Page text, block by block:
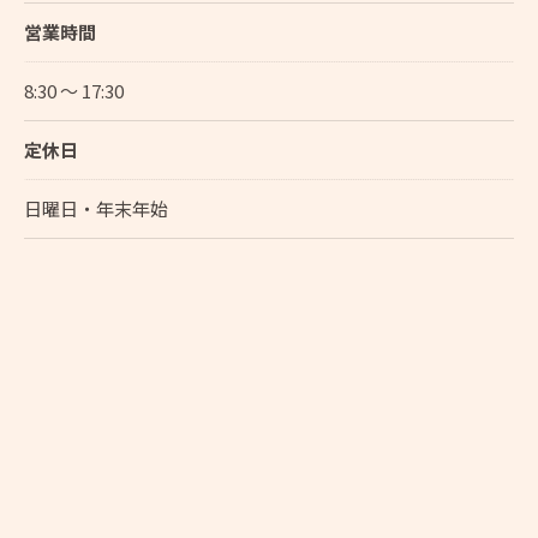
営業時間
8:30 〜 17:30
定休日
日曜日・年末年始